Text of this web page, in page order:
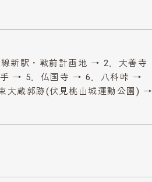
新駅・戦前計画地 → 2．大善寺
→ 5．仏国寺 → 6．八科峠 →
大蔵郭跡(伏見桃山城運動公園) →